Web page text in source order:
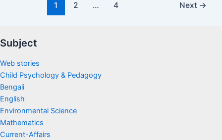
1 2 … 4 Next →
Subject
Web stories
Child Psychology & Pedagogy
Bengali
English
Environmental Science
Mathematics
Current-Affairs